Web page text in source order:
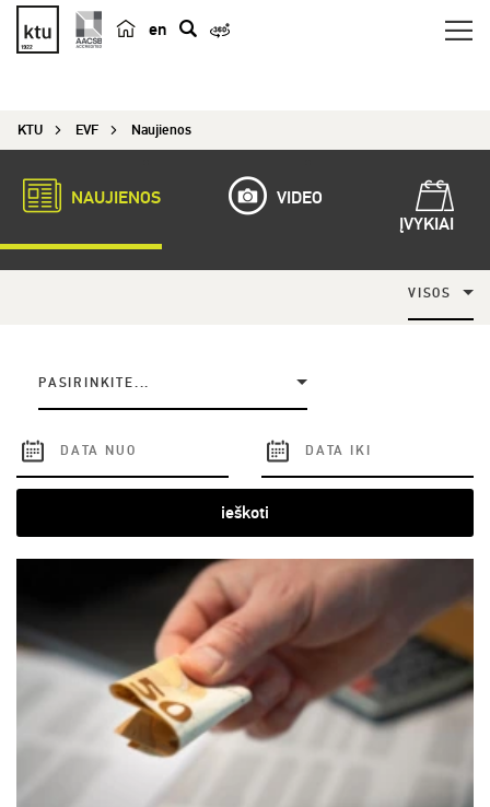
en
e
KTU EVF Naujienos
NAUJIENOS
VIDEO
ĮVYKIAI
VISOS
PASIRINKITE...
ieškoti